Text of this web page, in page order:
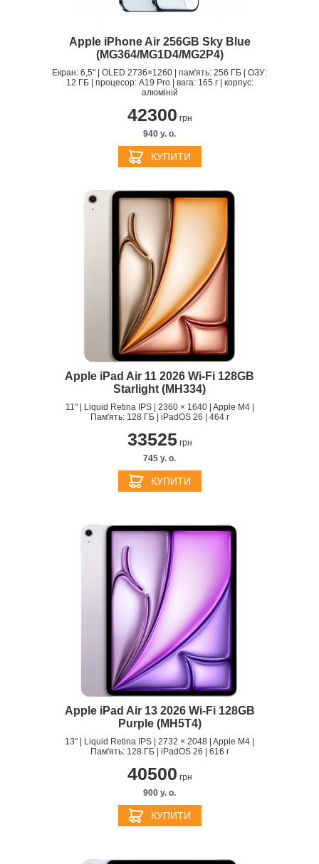
Apple iPhone Air 256GB Sky Blue
(MG364/MG1D4/MG2P4)
Екран: 6,5" | OLED 2736×1260 | пам'ять: 256 ГБ | ОЗУ:
12 ГБ | процесор: A19 Pro | вага: 165 г | корпус:
алюміній
42300 грн
940 y. о.
КУПИТИ
Apple iPad Air 11 2026 Wi-Fi 128GB
Starlight (MH334)
11" | Liquid Retina IPS | 2360 × 1640 | Apple M4 |
Пам'ять: 128 ГБ | iPadOS 26 | 464 г
33525грн
745 y. о.
КУПИТИ
Apple iPad Air 13 2026 Wi-Fi 128GB
Purple (MH5T4)
13" | Liquid Retina IPS | 2732 × 2048 | Apple M4 |
Пам'ять: 128 ГБ | iPadOS 26 | 616 г
40500 грн
900 y. о.
КУПИТИ